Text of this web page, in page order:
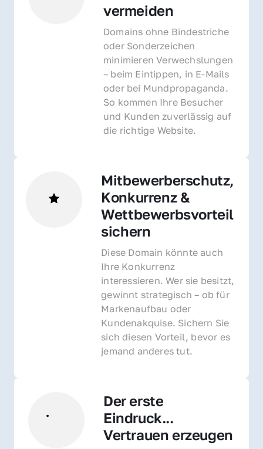
vermeiden
Domains ohne Bindestriche
oder Sonderzeichen
minimieren Verwechslungen
– beim Eintippen, in E-Mails
oder bei Mundpropaganda.
So kommen Ihre Besucher
und Kunden zuverlässig auf
die richtige Website.
Mitbewerberschutz,
Konkurrenz &
Wettbewerbsvorteil
sichern
Diese Domain könnte auch
Ihre Konkurrenz
interessieren. Wer sie besitzt,
gewinnt strategisch – ob für
Markenaufbau oder
Kundenakquise. Sichern Sie
sich diesen Vorteil, bevor es
jemand anderes tut.
Der erste
Eindruck...
Vertrauen erzeugen